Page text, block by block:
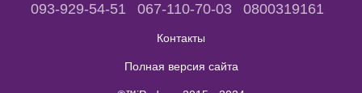
093-929-54-51 067-110-70-03 0800319161
Контакты
Полная версия сайта